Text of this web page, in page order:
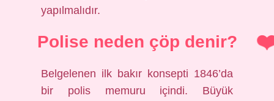
yapılmalıdır.
Polise neden çöp denir?
Belgelenen ilk bakır konsepti 1846’da
bir polis memuru içindi. Büyük